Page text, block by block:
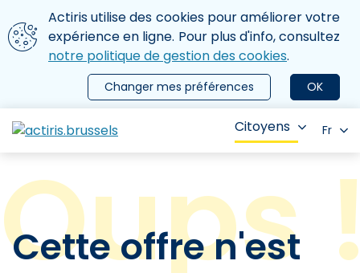
Aller au contenu principal
Nous utilisons des cookies
Actiris utilise des cookies pour améliorer votre
expérience en ligne. Pour plus d'info, consultez
notre politique de gestion des cookies.
OK
Changer mes préférences
le menu
Citoyens Fr
Cette offre n'est